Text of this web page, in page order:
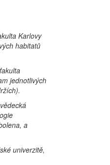
Karlovy
habitatů
jednotlivých
a
univerzitě,